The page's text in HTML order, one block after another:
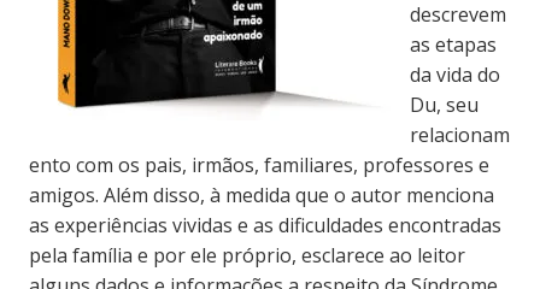
descrevem
as etapas
da vida do
Du, seu
relacionam
ento com os pais, irmãos, familiares, professores e
amigos. Além disso, à medida que o autor menciona
as experiências vividas e as dificuldades encontradas
pela família e por ele próprio, esclarece ao leitor